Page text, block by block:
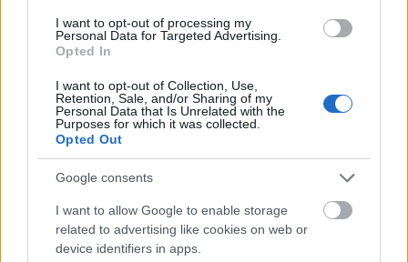
I want to opt-out of processing my
Personal Data for Targeted Advertising.
Opted In
I want to opt-out of Collection, Use,
Retention, Sale, and/or Sharing of my
Personal Data that Is Unrelated with the
Purposes for which it was collected.
Opted Out
Google consents
I want to allow Google to enable storage
related to advertising like cookies on web or
device identifiers in apps.
követik el.
De más jogtechnikai eszközzel is lehetne játszani.
Például a "védekezésre képtelen személy" fogalmat
kéne megváltoztatni az értelmező rendelkezésekben
így: " védekezésre képtelen személy, aki az elkövető
nevelése, felügyelete, gondozása vagy gyógykezelése
alatt áll.
Ezek csak ötletelgetések, de az szerintem mindenki
számára látható, hogy itt nem jogdogmatikai
akadályok vannak, hanem a jogalkotó szándékának